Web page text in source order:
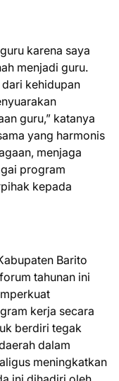
karena saya
menjadi guru.
kehidupan
guru,” katanya
yang harmonis
menjaga
program
kepada
Barito
tahunan ini
kerja secara
berdiri tegak
dalam
meningkatkan